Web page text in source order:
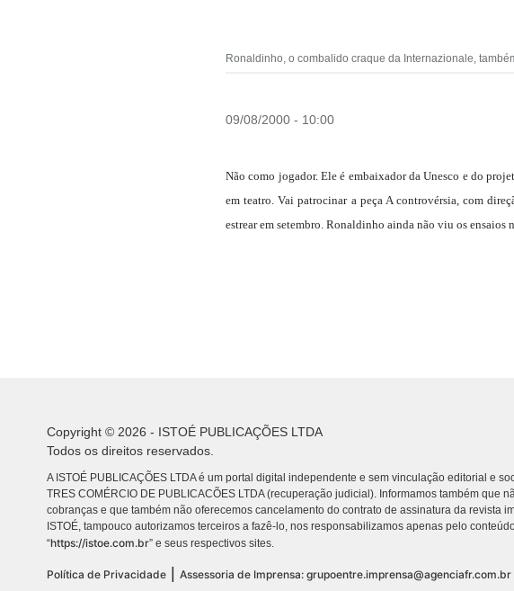
Ronaldinho, o combalido craque da Internazionale,
09/08/2000 - 10:00
Não como jogador. Ele é embaixador da Unesco e do
em teatro. Vai patrocinar a peça A controvérsia, com
estrear em setembro. Ronaldinho ainda não viu os
Copyright © 2026 - ISTOÉ PUBLICAÇÕES LTDA
Todos os direitos reservados.
A ISTOÉ PUBLICAÇÕES LTDA é um portal digital independente e sem vinculação editorial e
TRES COMÉRCIO DE PUBLICACÕES LTDA (recuperação judicial). Informamos também que
cobranças e que também não oferecemos cancelamento do contrato de assinatura da revista
ISTOÉ, tampouco autorizamos terceiros a fazê-lo, nos responsabilizamos apenas pelo
“https://istoe.com.br” e seus respectivos sites.
Política de Privacidade Assessoria de Imprensa: grupoentre.imprensa@agenciafr.com.br